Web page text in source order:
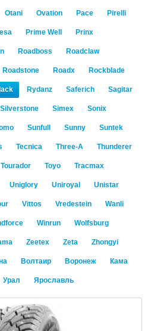
Otani Ovation Pace Pirelli
Prime Well Prinx
Roadboss Roadclaw
Roadstone Roadx Rockblade
Rydanz Saferich Sagitar
Silverstone Simex Sonix
Sunfull Sunny Suntek
Tecnica Three-A Thunderer
Tourador Toyo Tracmax
Uniglory Uniroyal Unistar
Vittos Vredestein Wanli
Winrun Wolfsburg
Zeetex Zeta Zhongyi
Волтаир Воронеж Кама
Урал Ярославль